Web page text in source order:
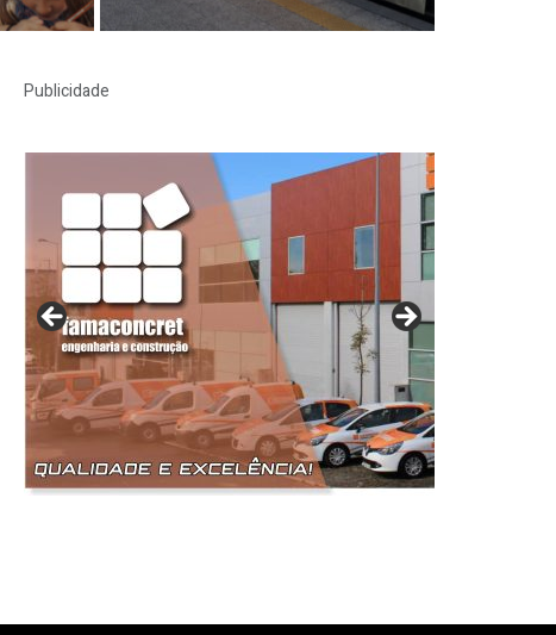
Publicidade